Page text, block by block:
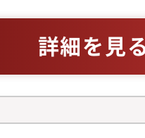
査対応【配属組織
度おり、部長1名
ム 12名/資金チ
チーム 3名 に分
中の管理会計チ
詳細を見